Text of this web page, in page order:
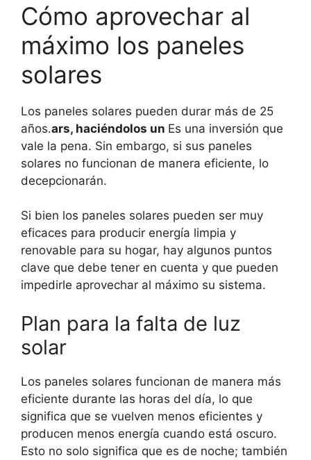
Cómo aprovechar al
máximo los paneles
solares
Los paneles solares pueden durar más de 25
años.ars, haciéndolos un Es una inversión que
vale la pena. Sin embargo, si sus paneles
solares no funcionan de manera eficiente, lo
decepcionarán.
Si bien los paneles solares pueden ser muy
eficaces para producir energía limpia y
renovable para su hogar, hay algunos puntos
clave que debe tener en cuenta y que pueden
impedirle aprovechar al máximo su sistema.
Plan para la falta de luz
solar
Los paneles solares funcionan de manera más
eficiente durante las horas del día, lo que
significa que se vuelven menos eficientes y
producen menos energía cuando está oscuro.
Esto no solo significa que es de noche; también